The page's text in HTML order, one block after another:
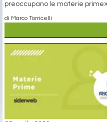
preoccupano le materie prime»
di Marco Torricelli